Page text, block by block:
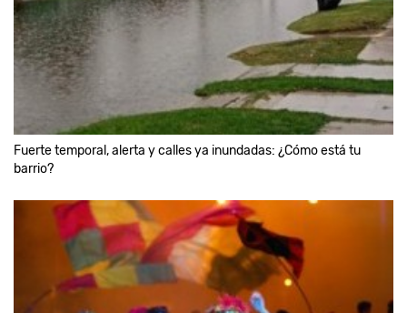
Fuerte temporal, alerta y calles ya inundadas: ¿Cómo está tu
barrio?